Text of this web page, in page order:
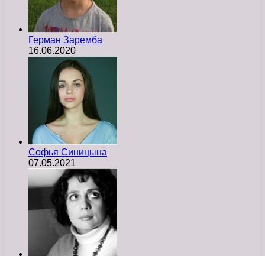
Герман Заремба
16.06.2020
Софья Синицына
07.05.2021